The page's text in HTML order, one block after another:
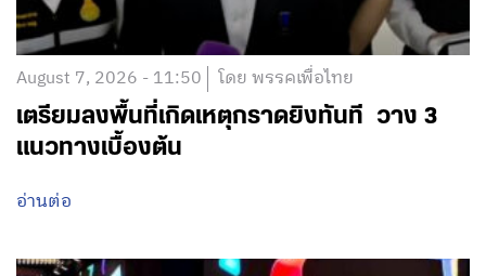
August 7, 2026 - 11:50 โดย พรรคเพื่อไทย
เตรียมลงพื้นที่เกิดเหตุกราดยิงทันที วาง 3
แนวทางเบื้องต้น
อ่านต่อ